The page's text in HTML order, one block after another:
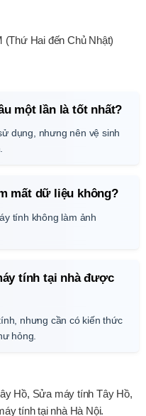
(Thứ Hai đến Chủ Nhật)
một lần là tốt nhất?
dụng, nhưng nên vệ sinh
mất dữ liệu không?
tính không làm ảnh
tính tại nhà được
nhưng cần có kiến thức
hỏng.
Hồ, Sửa máy tính Tây Hồ,
tính tại nhà Hà Nội.